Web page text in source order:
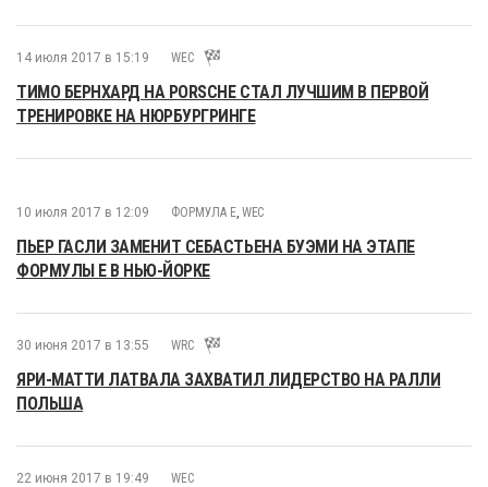
14 июля 2017 в 15:19 WEC
ТИМО БЕРНХАРД НА PORSCHE СТАЛ ЛУЧШИМ В ПЕРВОЙ
ТРЕНИРОВКЕ НА НЮРБУРГРИНГЕ
10 июля 2017 в 12:09 ФОРМУЛА E, WEC
ПЬЕР ГАСЛИ ЗАМЕНИТ СЕБАСТЬЕНА БУЭМИ НА ЭТАПЕ
ФОРМУЛЫ Е В НЬЮ-ЙОРКЕ
30 июня 2017 в 13:55 WRC
ЯРИ-МАТТИ ЛАТВАЛА ЗАХВАТИЛ ЛИДЕРСТВО НА РАЛЛИ
ПОЛЬША
22 июня 2017 в 19:49 WEC